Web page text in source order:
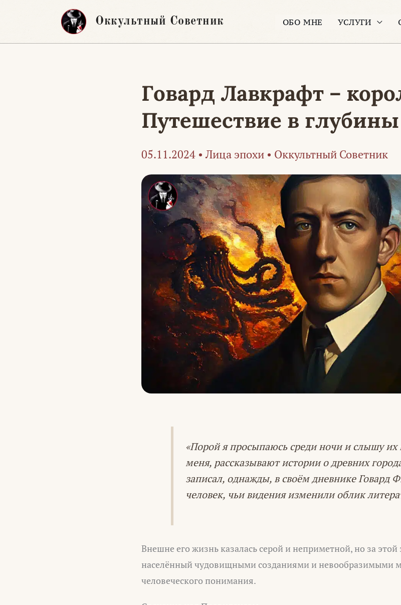
Оккультный Советник ОБО МНЕ УСЛУГИ
Говард Лавкрафт –
Путешествие в
05.11.2024 • Лица эпохи • Оккультный Советник
«Порой я просыпаюсь среди ночи и слышу
меня, рассказывают истории о древних
записал, однажды, в своём дневнике Говард
человек, чьи видения изменили облик
Внешне его жизнь казалась серой и неприметной, но за этой
населённый чудовищными созданиями и невообразимыми
человеческого понимания.